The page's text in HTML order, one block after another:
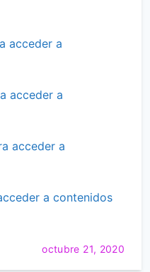
acceder a
acceder a
acceder a
a contenidos
octubre 21, 2020